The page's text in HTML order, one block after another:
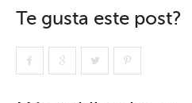
Te gusta este post?